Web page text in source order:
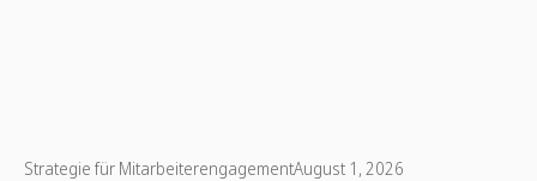
Strategie für MitarbeiterengagementAugust 1, 2026